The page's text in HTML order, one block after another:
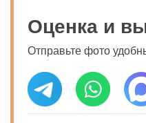
Оценка и
Отправьте фото